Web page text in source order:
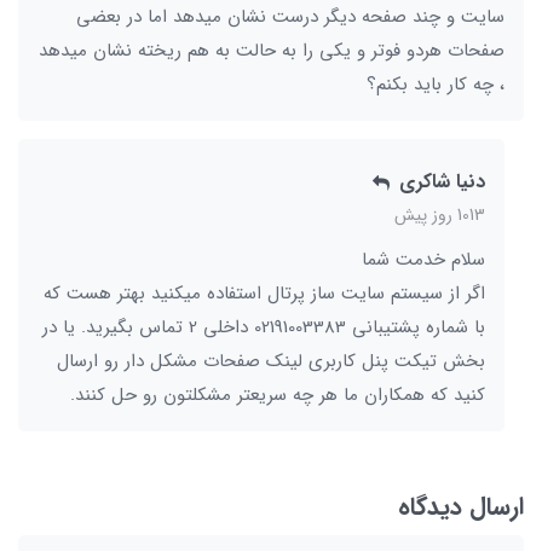
سایت و چند صفحه دیگر درست نشان میدهد اما در بعضی
صفحات هردو فوتر و یکی را به حالت به هم ریخته نشان میدهد
، چه کار باید بکنم؟
دنیا شاکری
1013 روز پیش
سلام خدمت شما
اگر از سیستم سایت ساز پرتال استفاده میکنید بهتر هست که
با شماره پشتیبانی 02191003383 داخلی 2 تماس بگیرید. یا در
بخش تیکت پنل کاربری لینک صفحات مشکل دار رو ارسال
کنید که همکاران ما هر چه سریعتر مشکلتون رو حل کنند.
ارسال دیدگاه